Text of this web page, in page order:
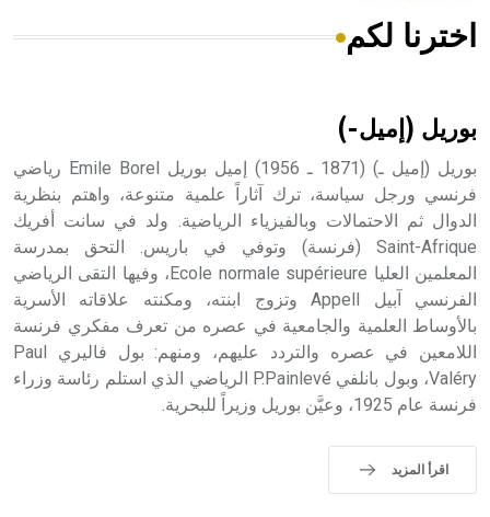
هل تعلم أن الأبسيد كلمة فرنسية اللفظ تم اعتمادها مصطلحاً
- هل تعلم أن أبجر Abgar اسم معروف جيداً يعود إلى عدد من
الملوك الذين حكموا مدينة إديسا (الرها) من أبجر الأول وحتى
التاسع، وهم ينتسبون إلى أسرة أوسروين
- هل تعلم أن الأبجدية الكنعانية تتألف من /22/ علامة كتابية
sign تكتب منفصلة غير متصلة، وتعتمد المبدأ الأكوروفوني،
اخترنا لكم
بوريل (إميل-)
بوريل (إميل ـ) (1871 ـ 1956) إميل بوريل Emile Borel رياضي
فرنسي ورجل سياسة، ترك آثاراً علمية متنوعة، واهتم بنظرية
الدوال ثم الاحتمالات وبالفيزياء الرياضية. ولد في سانت أفريك
Saint-Afrique (فرنسة) وتوفي في باريس. التحق بمدرسة
المعلمين العليا Ecole normale supérieure، وفيها التقى الرياضي
الفرنسي آبيل Appell وتزوج ابنته، ومكنته علاقاته الأسرية
بالأوساط العلمية والجامعية في عصره من تعرف مفكري فرنسة
اللامعين في عصره والتردد عليهم، ومنهم: بول فاليري Paul
Valéry، وبول بانلفي P.Painlevé الرياضي الذي استلم رئاسة وزراء
فرنسة عام 1925، وعيَّن بوريل وزيراً للبحرية.
اقرأ المزيد